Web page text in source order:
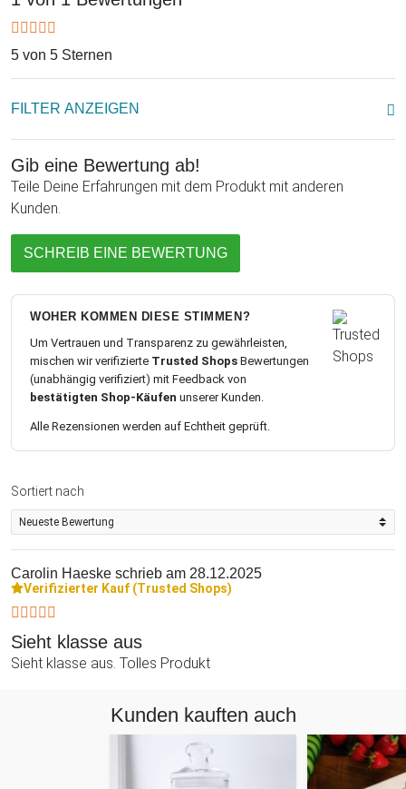
5 von 5 Sternen
FILTER ANZEIGEN
Gib eine Bewertung ab!
Teile Deine Erfahrungen mit dem Produkt mit anderen
Kunden.
SCHREIB EINE BEWERTUNG
WOHER KOMMEN DIESE STIMMEN?
Um Vertrauen und Transparenz zu gewährleisten,
mischen wir verifizierte Trusted Shops Bewertungen
(unabhängig verifiziert) mit Feedback von
bestätigten Shop-Käufen unserer Kunden.
Alle Rezensionen werden auf Echtheit geprüft.
Sortiert nach
Carolin Haeske schrieb am 28.12.2025
Verifizierter Kauf (Trusted Shops)
Sieht klasse aus
Sieht klasse aus. Tolles Produkt
Kunden kauften auch